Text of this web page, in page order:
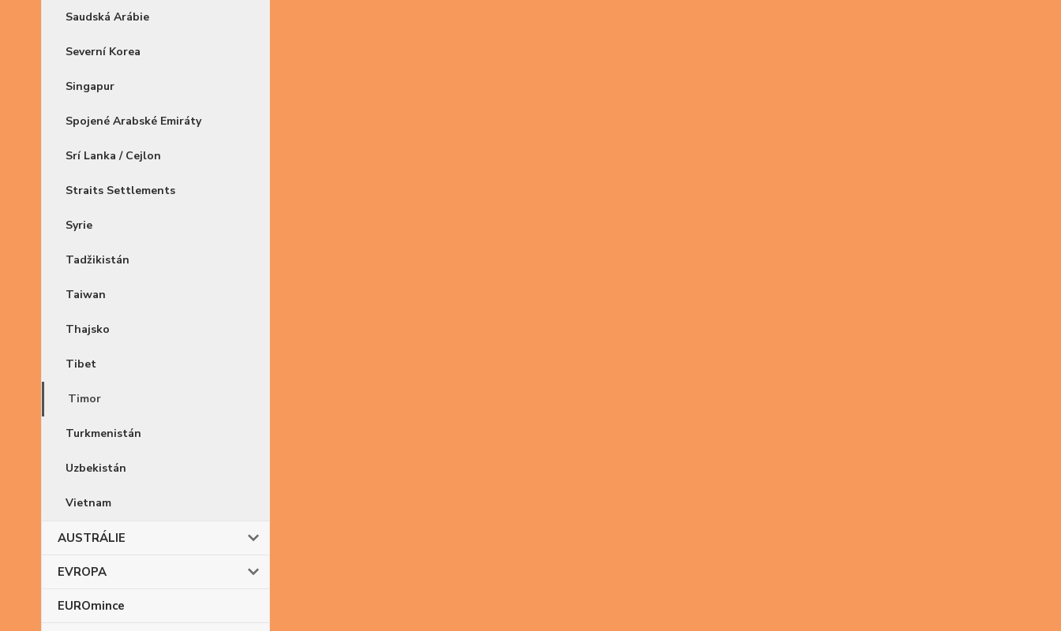
Saudská Arábie
Severní Korea
Singapur
Spojené Arabské Emiráty
Srí Lanka / Cejlon
Straits Settlements
Syrie
Tadžikistán
Taiwan
Thajsko
Tibet
Timor
Turkmenistán
Uzbekistán
Vietnam
AUSTRÁLIE
EVROPA
EUROmince